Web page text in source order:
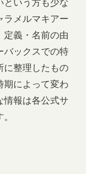
という方も少な
ラメルマキアー
定義・名前の由
バックスでの特
に整理したもの
期によって変わ
情報は各公式サ